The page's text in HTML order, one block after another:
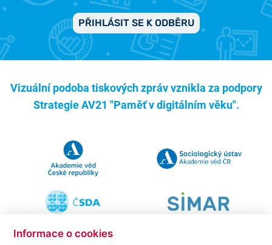
PŘIHLÁSIT SE K ODBĚRU
Vizuální podoba tiskových zpráv vznikla za podpory
Strategie AV21 "Paměť v digitálním věku".
Informace o cookies